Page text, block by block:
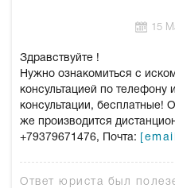
15
Здравствуйте !
Нужно ознакомиться с
консультацией по телефону
консультации, бесплатные!
же производится
+79379671476, Почта:
Ответ юриста был